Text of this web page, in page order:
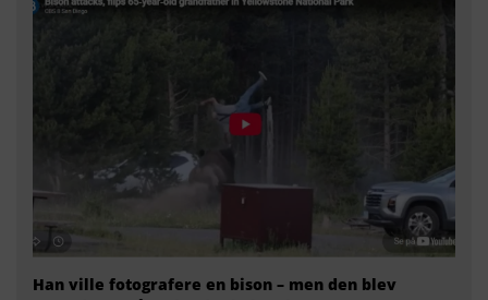
Han ville fotografere en bison – men den blev